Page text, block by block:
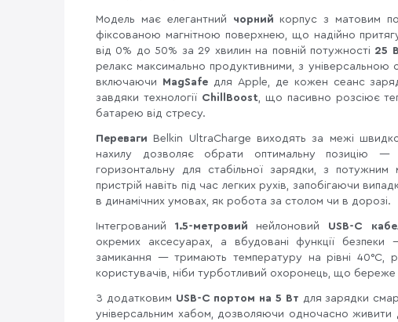
Модель має елегантний чорнийкорпус з матовим
фіксованою магнітною поверхнею, що надійно
від 0% до 50% за 29 хвилин на повній потужності 25
релакс максимально продуктивними, з універсальною
включаючи MagSafe для Apple, де кожен сеанс
завдяки технології ChillBoost, що пасивно розсіює
батарею від стресу.
Переваги Belkin UltraCharge виходять за межі
нахилу дозволяє обрати оптимальну позицію —
горизонтальну для стабільної зарядки, з
пристрій навіть під час легких рухів, запобігаючи
в динамічних умовах, як робота за столом чи в дорозі.
Інтегрований 1.5-метровий нейлоновий USB-C
окремих аксесуарах, а вбудовані функції
замикання — тримають температуру на рівні 40°C,
користувачів, ніби турботливий охоронець, що береже
З додатковим USB-C портом на 5 Вт для зарядки
універсальним хабом, дозволяючи одночасно живити